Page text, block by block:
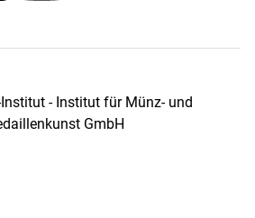
- Institut für Münz- und
GmbH